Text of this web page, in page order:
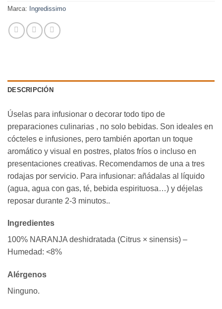
Marca: Ingredissimo
DESCRIPCIÓN
Úselas para infusionar o decorar todo tipo de
preparaciones culinarias , no solo bebidas. Son ideales en
cócteles e infusiones, pero también aportan un toque
aromático y visual en postres, platos fríos o incluso en
presentaciones creativas. Recomendamos de una a tres
rodajas por servicio. Para infusionar: añádalas al líquido
(agua, agua con gas, té, bebida espirituosa…) y déjelas
reposar durante 2-3 minutos..
Ingredientes
100% NARANJA deshidratada (Citrus × sinensis) –
Humedad: <8%
Alérgenos
Ninguno.